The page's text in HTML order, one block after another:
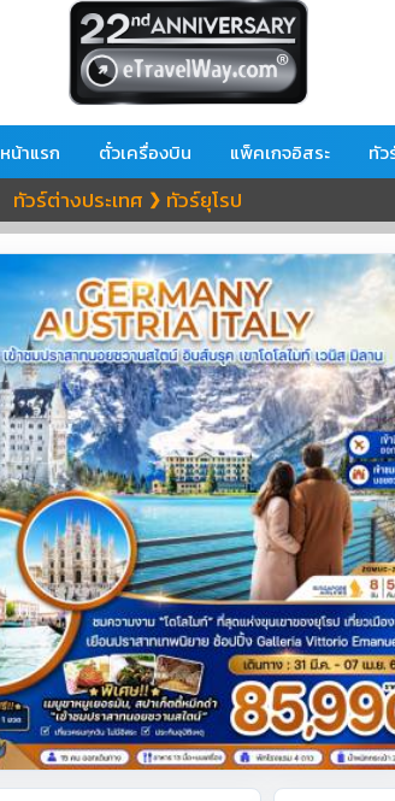
หน้าแรก ตั๋วเครื่องบิน แพ็คเกจอิสระ ทัว
ทัวร์ต่างประเทศ ❯ ทัวร์ยุโรป